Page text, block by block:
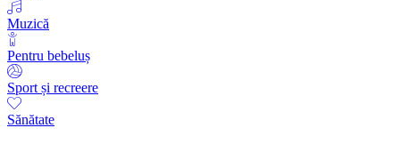
Muzică
Pentru bebeluș
Sport și recreere
Sănătate